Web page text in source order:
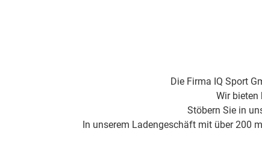
Die Firma IQ Sport
Wir bieten
Stöbern Sie in
In unserem Ladengeschäft mit über 200